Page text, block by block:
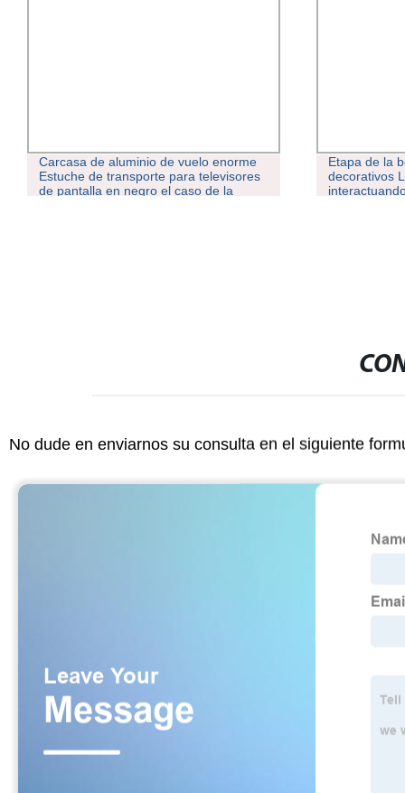
Carcasa de aluminio de vuelo enorme
Estuche de transporte para televisores
de pantalla en negro el caso de la
Etapa de la
decorativos
No dude en enviarnos su consulta en el siguiente